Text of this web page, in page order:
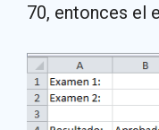
70, entonces el